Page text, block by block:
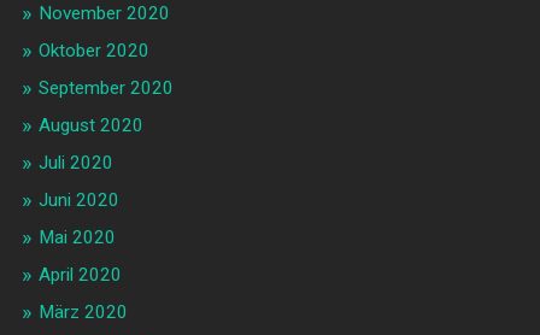
November 2020
Oktober 2020
September 2020
August 2020
Juli 2020
Juni 2020
Mai 2020
April 2020
März 2020